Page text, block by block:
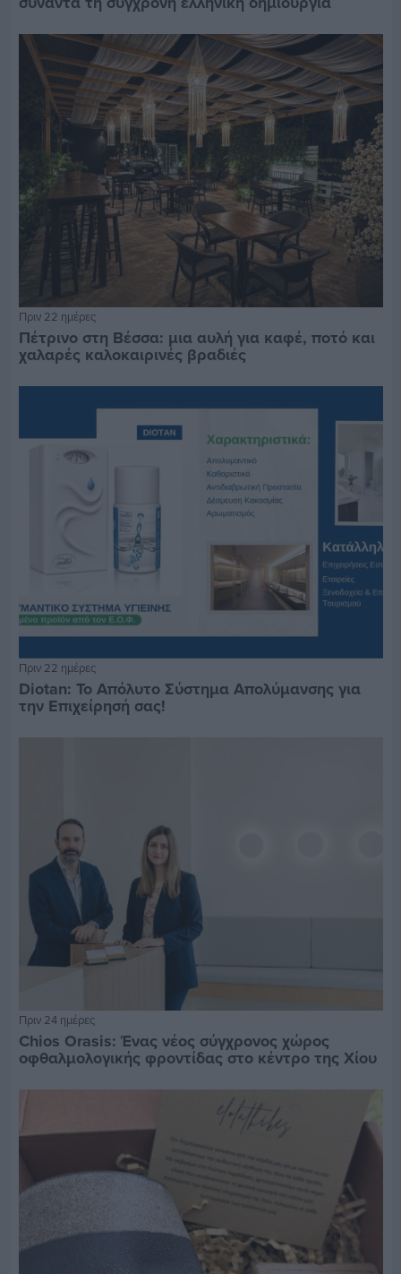
Πριν 22 ημέρες
Πέτρινο στη Βέσσα: μια αυλή για καφέ, ποτό και
χαλαρές καλοκαιρινές βραδιές
Πριν 22 ημέρες
Diotan: Το Απόλυτο Σύστημα Απολύμανσης για
την Επιχείρησή σας!
Πριν 24 ημέρες
Chios Orasis: Ένας νέος σύγχρονος χώρος
οφθαλμολογικής φροντίδας στο κέντρο της Χίου